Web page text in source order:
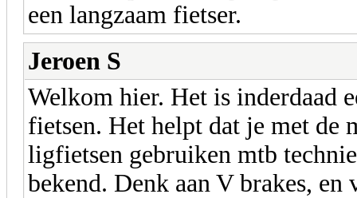
een langzaam fietser.
Jeroen S
Welkom hier. Het is inderdaad
fietsen. Het helpt dat je met de
ligfietsen gebruiken mtb
bekend. Denk aan V brakes,